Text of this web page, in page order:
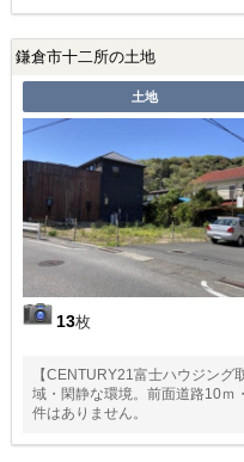
鎌倉市十二所の土地
土地
13枚
【CENTURY21富士ハウジン
域・閑静な環境。前面道路10ｍ
件はありません。